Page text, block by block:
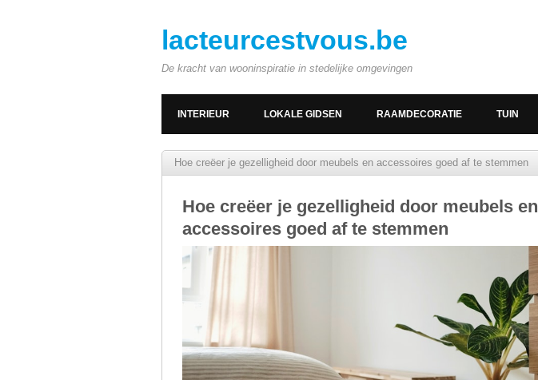
lacteurcestvous.be
De kracht van wooninspiratie in stedelijke omgevingen
INTERIEUR LOKALE GIDSEN RAAMDECORATIE TUIN
Hoe creëer je gezelligheid door meubels en accessoires goed af te stemmen
Hoe creëer je gezelligheid door meubels en
accessoires goed af te stemmen